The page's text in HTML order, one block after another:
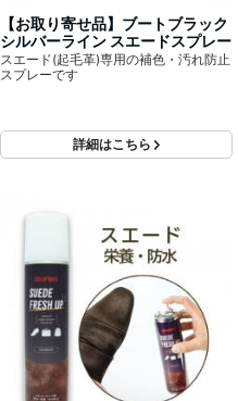
【お取り寄せ品】ブートブラック
シルバーライン スエードスプレー
スエード(起毛革)専用の補色・汚れ防止
スプレーです
詳細はこちら